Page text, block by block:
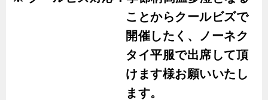
ことからクールビズで
開催したく、ノーネク
タイ平服で出席して頂
けます様お願いいたし
ます。